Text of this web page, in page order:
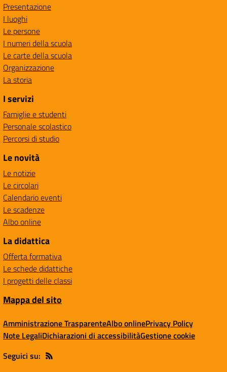
Presentazione
I luoghi
Le persone
I numeri della scuola
Le carte della scuola
Organizzazione
La storia
I servizi
Famiglie e studenti
Personale scolastico
Percorsi di studio
Le novità
Le notizie
Le circolari
Calendario eventi
Le scadenze
Albo online
La didattica
Offerta formativa
Le schede didattiche
I progetti delle classi
Mappa del sito
Amministrazione TrasparenteAlbo onlinePrivacy Policy
Note LegaliDichiarazioni di accessibilitàGestione cookie
Seguici su: